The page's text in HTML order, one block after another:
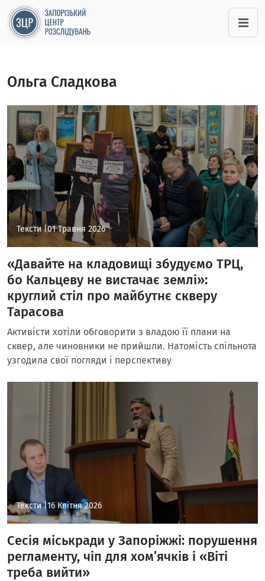
Ольга Сладкова
Тексти |01 Травня 2026
«Давайте на кладовищі збудуємо ТРЦ,
бо Кальцеву не вистачає землі»:
круглий стіл про майбутнє скверу
Тарасова
Активісти хотіли обговорити з владою її плани на
сквер, але чиновники не прийшли. Натомість спільнота
узгодила свої погляди і перспективу
Тексти |16 Квітня 2026
Сесія міськради у Запоріжжі: порушення
регламенту, чіп для хом’ячків і «Віті
треба вийти»